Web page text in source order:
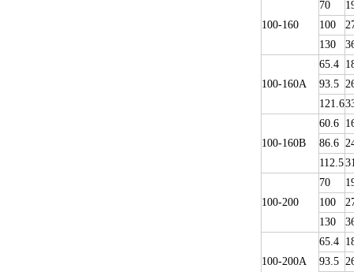
100-160
70
100
130
100-160A
65.4
93.5
121.6
100-160B
60.6
86.6
112.5
100-200
70
100
130
100-200A
65.4
93.5